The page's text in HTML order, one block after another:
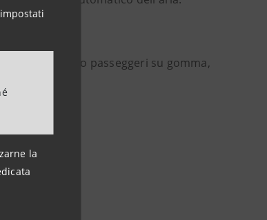
la
nel trasporto passeggeri su gomma,